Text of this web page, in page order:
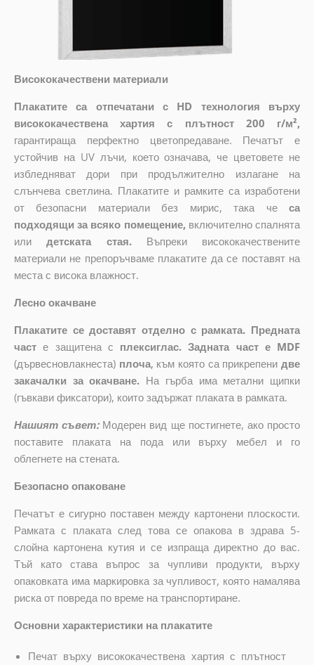
Висококачествени материали
Плакатите са отпечатани с HD технология върху
висококачествена хартия с плътност 200 г/м²,
гарантираща перфектно цветопредаване. Печатът е
устойчив на UV лъчи, което означава, че цветовете не
избледняват дори при продължително излагане на
слънчева светлина. Плакатите и рамките са изработени
от безопасни материали без мирис, така че
са
подходящи за всяко помещение, включително спалнята
или
детската стая.
Въпреки висококачествените
материали не препоръчваме плакатите да се поставят на
места с висока влажност.
Лесно окачване
Плакатите се доставят отделно с рамката. Предната
част е защитена с плексиглас. Задната част е MDF
(дървесновлакнеста) плоча, към която са прикрепени две
закачалки за окачване. На гърба има метални щипки
(гъвкави фиксатори), които задържат плаката в рамката.
Нашият съвет: Модерен вид ще постигнете, ако просто
поставите плаката на пода или върху мебел и го
облегнете на стената.
Безопасно опаковане
Печатът е сигурно поставен между картонени плоскости.
Рамката с плаката след това се опакова в здрава 5-
слойна картонена кутия и се изпраща директно до вас.
Тъй като става въпрос за чупливи продукти, върху
опаковката има маркировка за чупливост, която намалява
риска от повреда по време на транспортиране.
Основни характеристики на плакатите
Печат върху висококачествена хартия с плътност